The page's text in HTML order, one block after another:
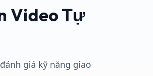
Video Tự
giá kỹ năng giao